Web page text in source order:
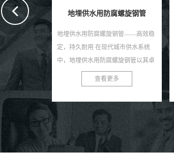
旋钢管
管——高效稳
供水系统
钢管以其卓
赢得了广大
城市供水用螺旋钢管
城市供水用螺旋钢管：现代供水的坚
固支柱 在现代城市的快速发展中，供
水系统的稳定与安全至关重要。螺旋
钢管，作为一种优质的管道材料，正
逐渐成为城市供水系...
查看更多